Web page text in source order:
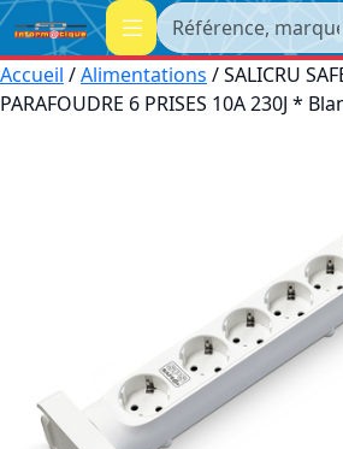
Recherche
Accueil /Alimentations / SALICRU
PARAFOUDRE 6 PRISES 10A 230J *